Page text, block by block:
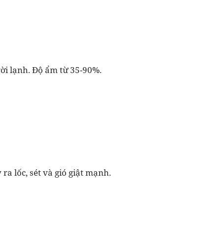
lạnh. Độ ẩm từ 35-90%.
lốc, sét và gió giật mạnh.